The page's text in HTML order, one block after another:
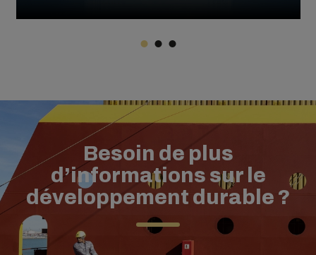
Besoin de plus
d’informations sur le
développement durable ?